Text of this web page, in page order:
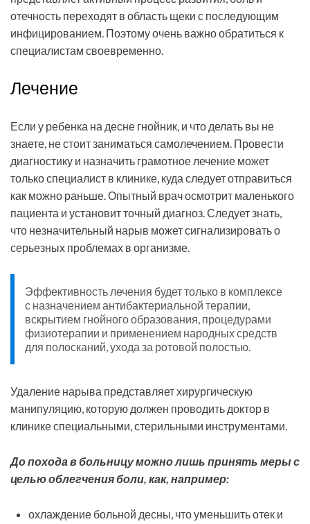
отечность переходят в область щеки с последующим
инфицированием. Поэтому очень важно обратиться к
специалистам своевременно.
Лечение
Если у ребенка на десне гнойник, и что делать вы не
знаете, не стоит заниматься самолечением. Провести
диагностику и назначить грамотное лечение может
только специалист в клинике, куда следует отправиться
как можно раньше. Опытный врач осмотрит маленького
пациента и установит точный диагноз. Следует знать,
что незначительный нарыв может сигнализировать о
серьезных проблемах в организме.
Эффективность лечения будет только в комплексе
с назначением антибактериальной терапии,
вскрытием гнойного образования, процедурами
физиотерапии и применением народных средств
для полосканий, ухода за ротовой полостью.
Удаление нарыва представляет хирургическую
манипуляцию, которую должен проводить доктор в
клинике специальными, стерильными инструментами.
До похода в больницу можно лишь принять меры с
целью облегчения боли, как, например:
охлаждение больной десны, что уменьшить отек и